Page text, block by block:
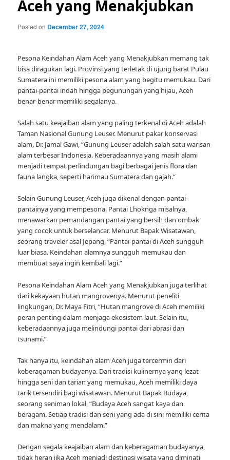
Aceh yang Menakjubkan
Posted on December 27, 2024
Pesona Keindahan Alam Aceh yang Menakjubkan memang tak
bisa diragukan lagi. Provinsi yang terletak di ujung barat Pulau
Sumatera ini memiliki pesona alam yang begitu memukau. Dari
pantai-pantai indah hingga pegunungan yang hijau, Aceh
benar-benar memiliki segalanya.
Salah satu keajaiban alam yang paling terkenal di Aceh adalah
Taman Nasional Gunung Leuser. Menurut pakar konservasi
alam, Dr. Jamal Gawi, “Gunung Leuser adalah salah satu warisan
alam terbesar Indonesia. Keberadaannya yang masih alami
menjadi tempat perlindungan bagi berbagai jenis flora dan
fauna langka, seperti harimau Sumatera dan gajah.”
Selain Gunung Leuser, Aceh juga dikenal dengan pantai-
pantainya yang mempesona. Pantai Lhoknga misalnya,
menawarkan pemandangan pantai yang bersih dan ombak
yang cocok untuk berselancar. Menurut Bapak Wisatawan,
seorang traveler asal Jepang, “Pantai-pantai di Aceh sungguh
luar biasa. Keindahan alamnya sungguh memukau dan
membuat saya ingin kembali lagi.”
Pesona Keindahan Alam Aceh yang Menakjubkan juga terlihat
dari kekayaan hutan mangrovenya. Menurut peneliti
lingkungan, Dr. Maya Fitri, “Hutan mangrove di Aceh memiliki
peran penting dalam menjaga ekosistem laut. Selain itu,
keberadaannya juga melindungi pantai dari abrasi dan
tsunami.”
Tak hanya itu, keindahan alam Aceh juga tercermin dari
keberagaman budayanya. Dari tradisi kulinernya yang lezat
hingga seni dan tarian yang memukau, Aceh memiliki daya
tarik tersendiri bagi wisatawan. Menurut Bapak Budaya,
seorang seniman lokal, “Budaya Aceh sangat kaya dan
beragam. Setiap tradisi dan seni yang ada di sini memiliki cerita
dan makna yang mendalam.”
Dengan segala keajaiban alam dan keberagaman budayanya,
tidak heran jika Aceh menjadi destinasi wisata yang diminati